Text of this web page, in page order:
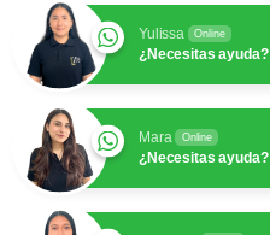
Yulissa Online
¿Necesitas ayuda?
Mara Online
¿Necesitas ayuda?